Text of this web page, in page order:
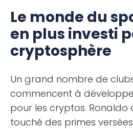
Le monde du
en plus investi
cryptosphère
Un grand nombre de
commencent à
pour les cryptos.
touché des primes